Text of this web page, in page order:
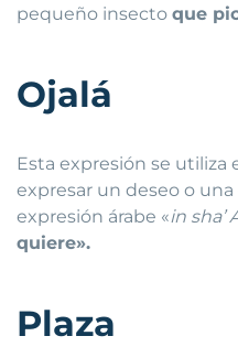
pequeño insecto que
Ojalá
Esta expresión se utiliza
expresar un deseo o
expresión árabe «in sha’
quiere».
Plaza